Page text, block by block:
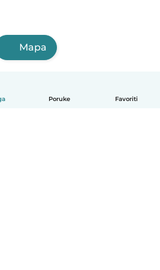
Poruke Favoriti
Mapa